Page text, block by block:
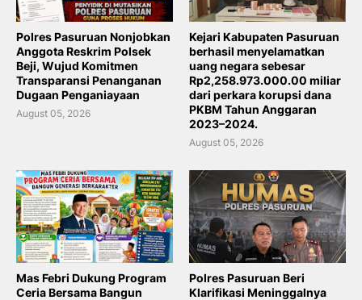
Polres Pasuruan Nonjobkan
Anggota Reskrim Polsek
Beji, Wujud Komitmen
Transparansi Penanganan
Dugaan Penganiayaan
August 05, 2026
Kejari Kabupaten Pasuruan
berhasil menyelamatkan
uang negara sebesar
Rp2,258.973.000.00 miliar
dari perkara korupsi dana
PKBM Tahun Anggaran
2023–2024.
August 05, 2026
Mas Febri Dukung Program
Ceria Bersama Bangun
Polres Pasuruan Beri
Klarifikasi Meninggalnya